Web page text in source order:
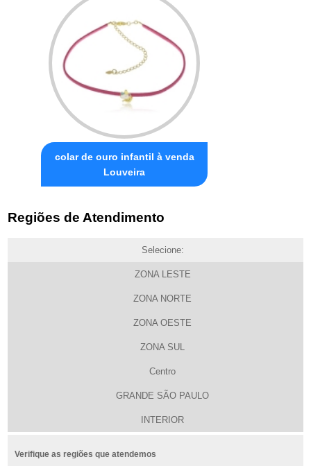
colar de ouro infantil à venda
Louveira
Regiões de Atendimento
Selecione:
ZONA LESTE
ZONA NORTE
ZONA OESTE
ZONA SUL
Centro
GRANDE SÃO PAULO
INTERIOR
Verifique as regiões que atendemos